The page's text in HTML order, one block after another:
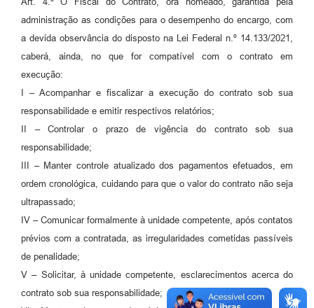
administração as condições para o desempenho do encargo, com
a devida observância do disposto na Lei Federal n.º 14.133/2021,
caberá, ainda, no que for compatível com o contrato em
execução:
I – Acompanhar e fiscalizar a execução do contrato sob sua
responsabilidade e emitir respectivos relatórios;
II – Controlar o prazo de vigência do contrato sob sua
responsabilidade;
III – Manter controle atualizado dos pagamentos efetuados, em
ordem cronológica, cuidando para que o valor do contrato não seja
ultrapassado;
IV – Comunicar formalmente à unidade competente, após contatos
prévios com a contratada, as irregularidades cometidas passíveis
de penalidade;
V – Solicitar, à unidade competente, esclarecimentos acerca do
contrato sob sua responsabilidade;